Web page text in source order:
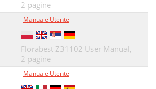
2 pagine
Manuale Utente
Florabest Z31102 User Manual,
2 pagine
Manuale Utente